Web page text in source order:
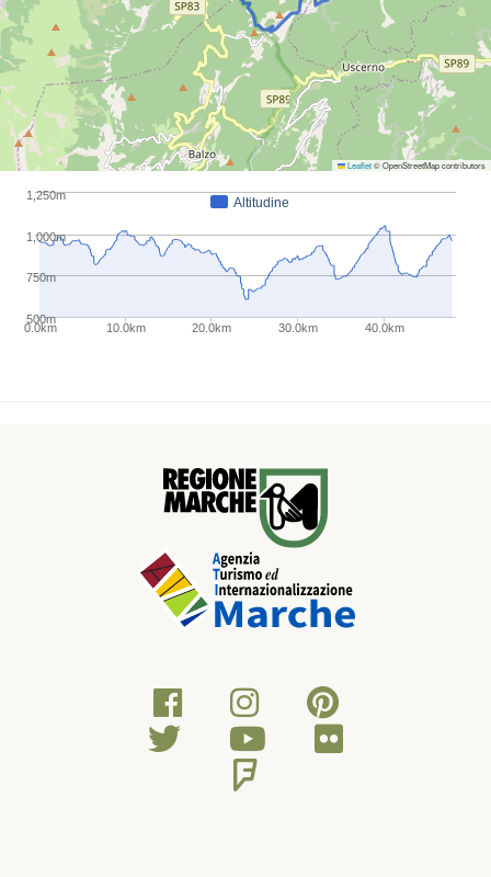
Leaflet© OpenStreetMap contributors
Altitudine
0.0km 10.0km 20.0km 30.0km 40.0km
500m
750m
1,000m
1,250m